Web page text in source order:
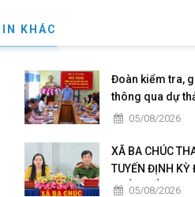
KHÁC
Đoàn kiểm tra,
thông qua dự
quả kiểm tra,
05/08/2026
XÃ BA CHÚC
TUYẾN ĐỊNH KỲ
QUẢ TRIỂN KHAI
05/08/2026